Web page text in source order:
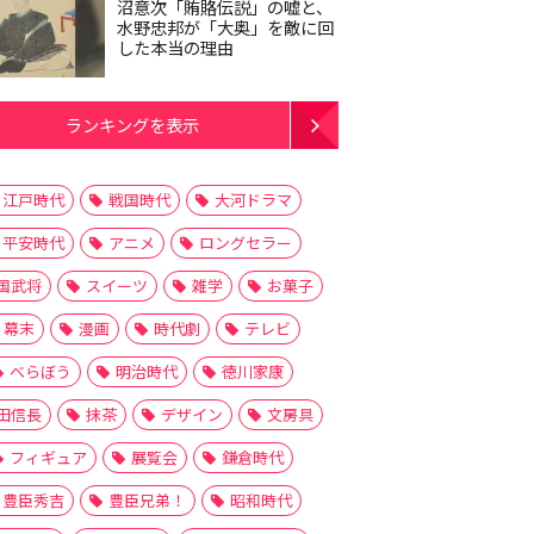
沼意次「賄賂伝説」の嘘と、
水野忠邦が「大奥」を敵に回
した本当の理由
ランキングを表示
江戸時代 戦国時代
大河ドラマ
平安時代
アニメ
ロングセラー
武将
スイーツ 雑学
お菓子
幕末
漫画 時代劇
テレビ
べらぼう
明治時代
徳川家康
信長
抹茶 デザイン
文房具
フィギュア
展覧会
鎌倉時代
豊臣秀吉
豊臣兄弟！
昭和時代